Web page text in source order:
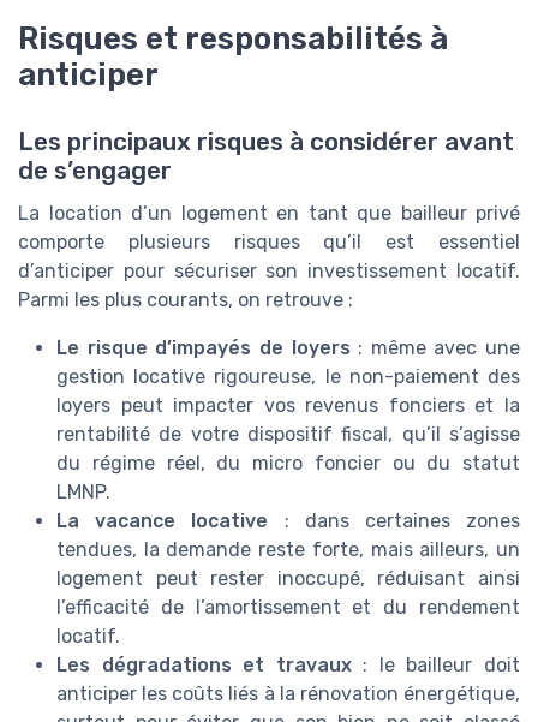
Risques et responsabilités à
anticiper
Les principaux risques à considérer avant
de s’engager
La location d’un logement en tant que bailleur privé
comporte plusieurs risques qu’il est essentiel
d’anticiper pour sécuriser son investissement locatif.
Parmi les plus courants, on retrouve :
Le risque d’impayés de loyers : même avec une
gestion locative rigoureuse, le non-paiement des
loyers peut impacter vos revenus fonciers et la
rentabilité de votre dispositif fiscal, qu’il s’agisse
du régime réel, du micro foncier ou du statut
LMNP.
La vacance locative : dans certaines zones
tendues, la demande reste forte, mais ailleurs, un
logement peut rester inoccupé, réduisant ainsi
l’efficacité de l’amortissement et du rendement
locatif.
Les dégradations et travaux: le bailleur doit
anticiper les coûts liés à la rénovation énergétique,